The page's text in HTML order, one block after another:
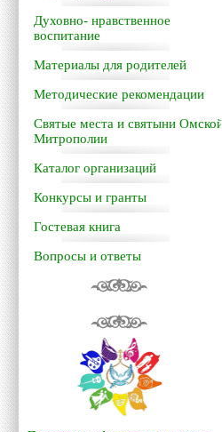
Духовно- нравственное
воспитание
Материалы для родителей
Методические рекомендации
Святые места и святыни Омской
Митрополии
Каталог организаций
Конкурсы и гранты
Гостевая книга
Вопросы и ответы